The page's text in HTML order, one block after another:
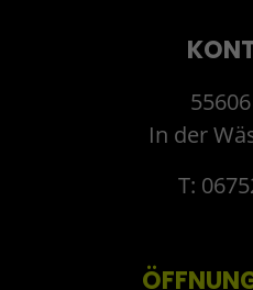
In der
T: